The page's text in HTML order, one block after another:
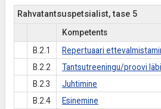
Rahvatantsuspetsialist, tase 5
Kompetents
B.2.1
Repertuaari
B.2.2
Tantsutreeningu/proovi
B.2.3
Juhtimine
B.2.4
Esinemine